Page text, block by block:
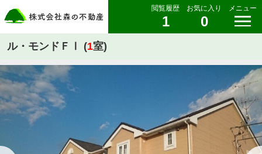
閲覧履歴
1
お気に入り
0
メニュー
ル・モンドＦⅠ (1室)